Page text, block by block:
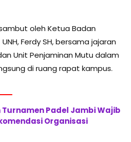
oleh Ketua Badan
Ferdy SH, bersama jajaran
Unit Penjaminan Mutu dalam
di ruang rapat kampus.
Turnamen Padel Jambi Wajib
Organisasi